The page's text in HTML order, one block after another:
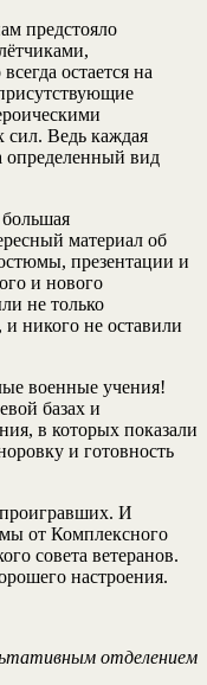
предстояло
остается на
Ведь каждая
определенный вид
материал об
презентации и
и нового
не только
никого не оставили
военные учения!
базах и
в которых показали
и готовность
И
от Комплексного
совета ветеранов.
настроения.
отделением